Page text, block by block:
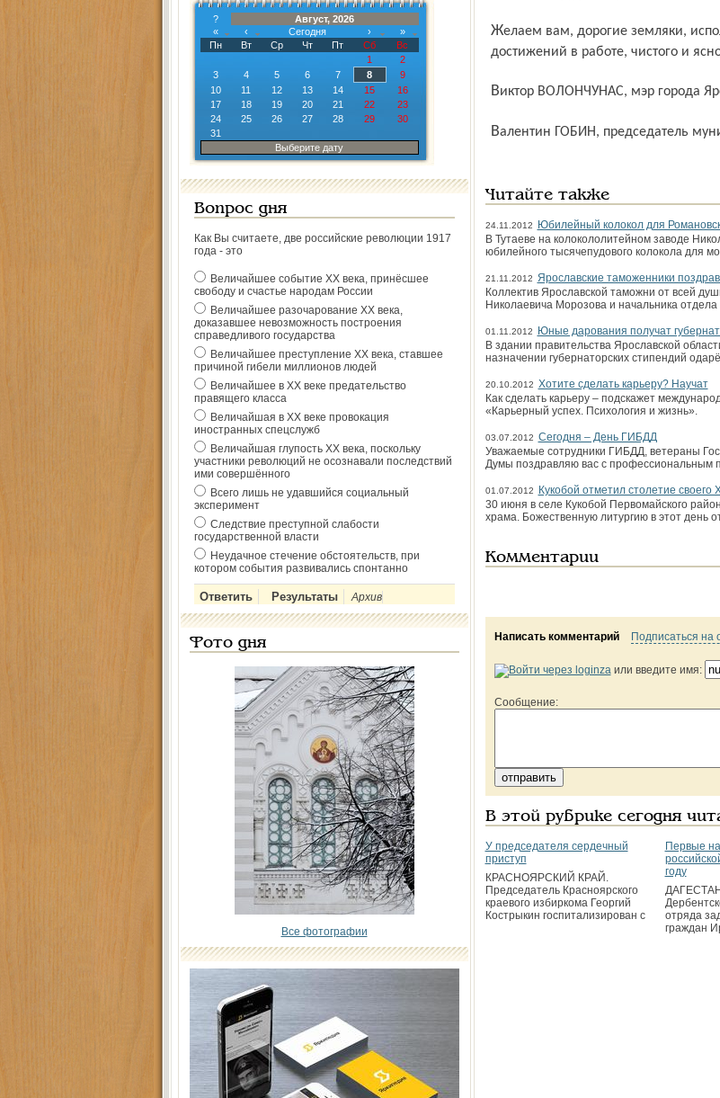
?
Август, 2026
«
‹ Сегодня ›
»
Пн
Вт Ср Чт Пт Сб
Вс
1
2
3
4 5 6 7 8
9
10
11 12 13 14 15
16
17
18 19 20 21 22
23
24
25 26 27 28 29
30
31
Выберите дату
Вопрос дня
Как Вы считаете, две российские революции 1917
года - это
Величайшее событие ХХ века, принёсшее
свободу и счастье народам России
Величайшее разочарование ХХ века,
доказавшее невозможность построения
справедливого государства
Величайшее преступление ХХ века, ставшее
причиной гибели миллионов людей
Величайшее в ХХ веке предательство
правящего класса
Величайшая в ХХ веке провокация
иностранных спецслужб
Величайшая глупость ХХ века, поскольку
участники революций не осознавали последствий
ими совершённого
Всего лишь не удавшийся социальный
эксперимент
Следствие преступной слабости
государственной власти
Неудачное стечение обстоятельств, при
котором события развивались спонтанно
Архив
Фото дня
Все фотографии
Желаем вам, дорогие земляки, исполнения всех ваших надежд и планов,
достижений в работе, чистого и
Виктор ВОЛОНЧУНАС, мэр города
Валентин ГОБИН, председатель
Читайте также
24.11.2012
Юбилейный колокол для
В Тутаеве на колокололитейном заводе
юбилейного тысячепудового колокола для
21.11.2012 Ярославские таможенники
Коллектив Ярославской таможни от всей
Николаевича Морозова и начальника
01.11.2012
Юные дарования получат
В здании правительства Ярославской
назначении губернаторских стипендий
20.10.2012 Хотите сделать карьеру? Научат
Как сделать карьеру – подскажет
«Карьерный успех. Психология и жизнь».
03.07.2012 Сегодня – День ГИБДД
Уважаемые сотрудники ГИБДД, ветераны
Думы поздравляю вас с профессиональным
01.07.2012
Кукобой отметил столетие своего
30 июня в селе Кукобой Первомайского
храма. Божественную литургию в этот день
Комментарии
Написать комментарий Подписаться на
или введите имя:
Сообщение:
В этой рубрике сегодня
У председателя сердечный
приступ
КРАСНОЯРСКИЙ КРАЙ.
Председатель Красноярского
краевого избиркома Георгий
Кострыкин госпитализирован с
Первые
году
отряда
граждан